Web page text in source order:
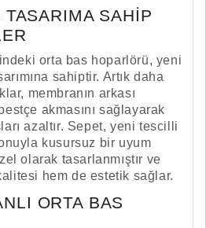
SAHIP
orta bas hoparlörü, yeni
sahiptir. Artık daha
membranın arkası
akmasını sağlayarak
azaltır. Sepet, yeni tescilli
kusursuz bir uyum
olarak tasarlanmıştır ve
hem de estetik sağlar.
ORTA BAS